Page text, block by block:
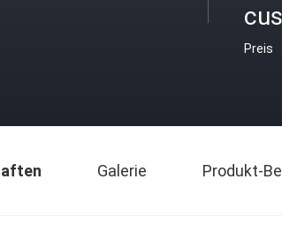
Preis
Galerie Produkt-